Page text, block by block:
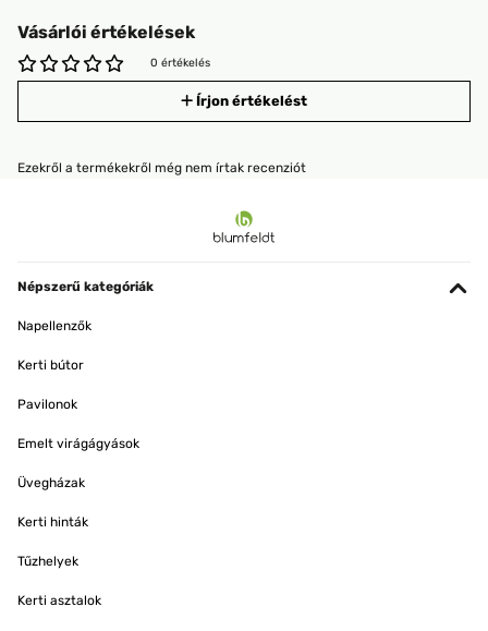
Vásárlói értékelések
0 értékelés
Írjon értékelést
Ezekről a termékekről még nem írtak recenziót
Népszerű kategóriák
Napellenzők
Kerti bútor
Pavilonok
Emelt virágágyások
Üvegházak
Kerti hinták
Tűzhelyek
Kerti asztalok